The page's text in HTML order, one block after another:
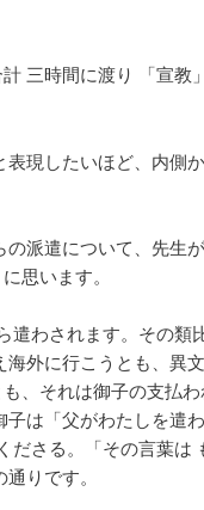
三時間に渡り 「宣教
現したいほど、内側
派遣について、先生
思います。
遣わされます。その類
外に行こうとも、異
、それは御子の支払
は「父がわたしを遣
ださる。「その言葉は
りです。